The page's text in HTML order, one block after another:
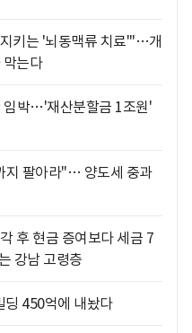
키는 '뇌동맥류 치료'"…개
막는다
임박…'재산분할금 1조원'
지 팔아라"… 양도세 중과
후 현금 증여보다 세금 7
강남 고령층
딩 450억에 내놨다